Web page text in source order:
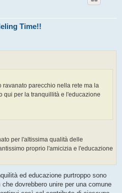
Time!!
ravanato parecchio nella rete ma la
qui per la tranquillità e l'educazione
per l'altissima qualità delle
proprio l'amicizia e l'educazione
ed educazione purtroppo sono
dovrebbero unire per una comune